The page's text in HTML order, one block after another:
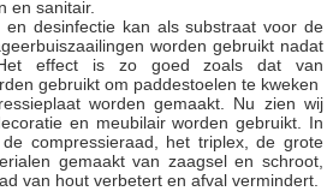
en sanitair.
desinfectie kan als substraat voor de
worden gebruikt nadat
effect is zo goed zoals dat van
gebruikt om paddestoelen te kweken
worden gemaakt. Nu zien wij
en meubilair worden gebruikt. In
compressieraad, het triplex, de grote
gemaakt van zaagsel en schroot,
van hout verbetert en afval vermindert.